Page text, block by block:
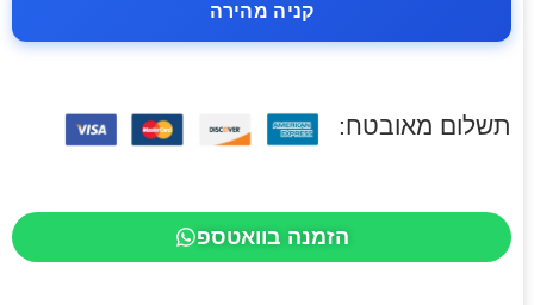
קניה מהירה
תשלום מאובטח:
הזמנה בוואטספ